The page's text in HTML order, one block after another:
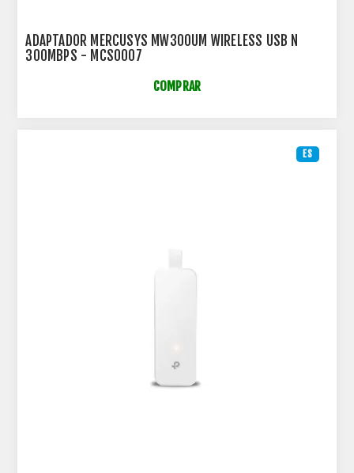
ADAPTADOR MERCUSYS MW300UM WIRELESS USB N
300MBPS - MCS0007
COMPRAR
ES